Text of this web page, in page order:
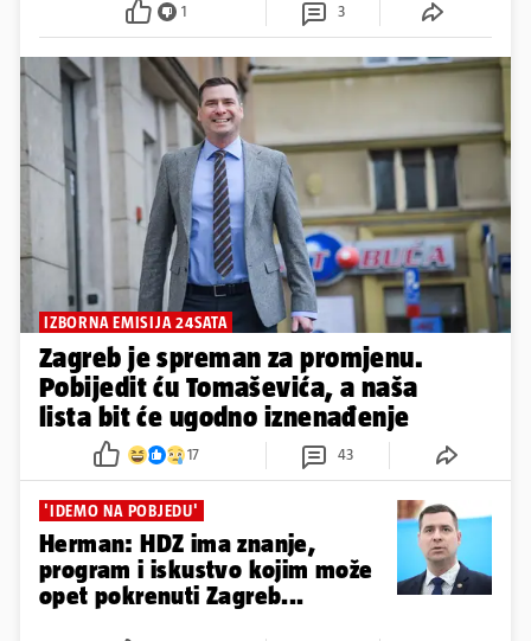
1 3
IZBORNA EMISIJA 24SATA
Zagreb je spreman za promjenu.
Pobijedit ću Tomaševića, a naša
lista bit će ugodno iznenađenje
17 43
'IDEMO NA POBJEDU'
Herman: HDZ ima znanje,
program i iskustvo kojim može
opet pokrenuti Zagreb...